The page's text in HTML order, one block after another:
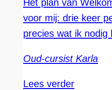
Het plan van
voor mij: drie keer
precies wat ik nodig
Oud-cursist Karla
Lees verder